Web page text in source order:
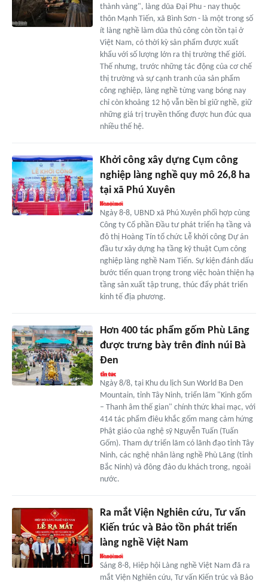
thành vàng", làng dũa Đại Phu - nay thuộc
thôn Mạnh Tiến, xã Bình Sơn - là một trong số
ít làng nghề làm dũa thủ công còn tồn tại ở
Việt Nam, có thời kỳ sản phẩm được xuất
khẩu với số lượng lớn ra thị trường thế giới.
Thế nhưng, trước những tác động của cơ chế
thị trường và sự cạnh tranh của sản phẩm
công nghiệp, làng nghề từng vang bóng nay
chỉ còn khoảng 12 hộ vẫn bền bỉ giữ nghề, giữ
những giá trị truyền thống được hun đúc qua
nhiều thế hệ.
Khởi công xây dựng Cụm công
nghiệp làng nghề quy mô 26,8 ha
tại xã Phú Xuyên
Ngày 8-8, UBND xã Phú Xuyên phối hợp cùng
Công ty Cổ phần Đầu tư phát triển hạ tầng và
đô thị Hoàng Tín tổ chức Lễ khởi công Dự án
đầu tư xây dựng hạ tầng kỹ thuật Cụm công
nghiệp làng nghề Nam Tiến. Sự kiện đánh dấu
bước tiến quan trọng trong việc hoàn thiện hạ
tầng sản xuất tập trung, thúc đẩy phát triển
kinh tế địa phương.
Hơn 400 tác phẩm gốm Phù Lãng
được trưng bày trên đỉnh núi Bà
Đen
Ngày 8/8, tại Khu du lịch Sun World Ba Den
Mountain, tỉnh Tây Ninh, triển lãm "Kinh gốm
– Thanh âm thế gian" chính thức khai mạc, với
414 tác phẩm điêu khắc gốm mang cảm hứng
Phật giáo của nghệ sỹ Nguyễn Tuấn (Tuấn
Gốm). Tham dự triển lãm có lãnh đạo tỉnh Tây
Ninh, các nghệ nhân làng nghề Phù Lãng (tỉnh
Bắc Ninh) và đông đảo du khách trong, ngoài
nước.
Ra mắt Viện Nghiên cứu, Tư vấn
Kiến trúc và Bảo tồn phát triển
làng nghề Việt Nam
Sáng 8-8, Hiệp hội Làng nghề Việt Nam đã ra
mắt Viện Nghiên cứu, Tư vấn Kiến trúc và Bảo